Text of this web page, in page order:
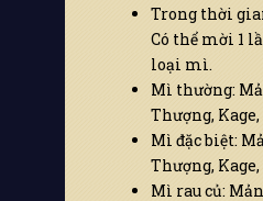
Trong thời
Có thể mời 1
loại mì.
Mì thường:
Thượng,
Mì đặc biệt:
Thượng,
Mì rau củ: